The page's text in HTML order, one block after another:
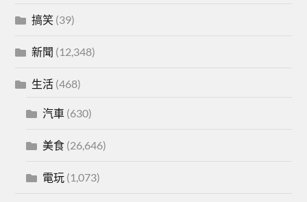
搞笑 (39)
新聞 (12,348)
生活 (468)
汽車 (630)
美食 (26,646)
電玩 (1,073)